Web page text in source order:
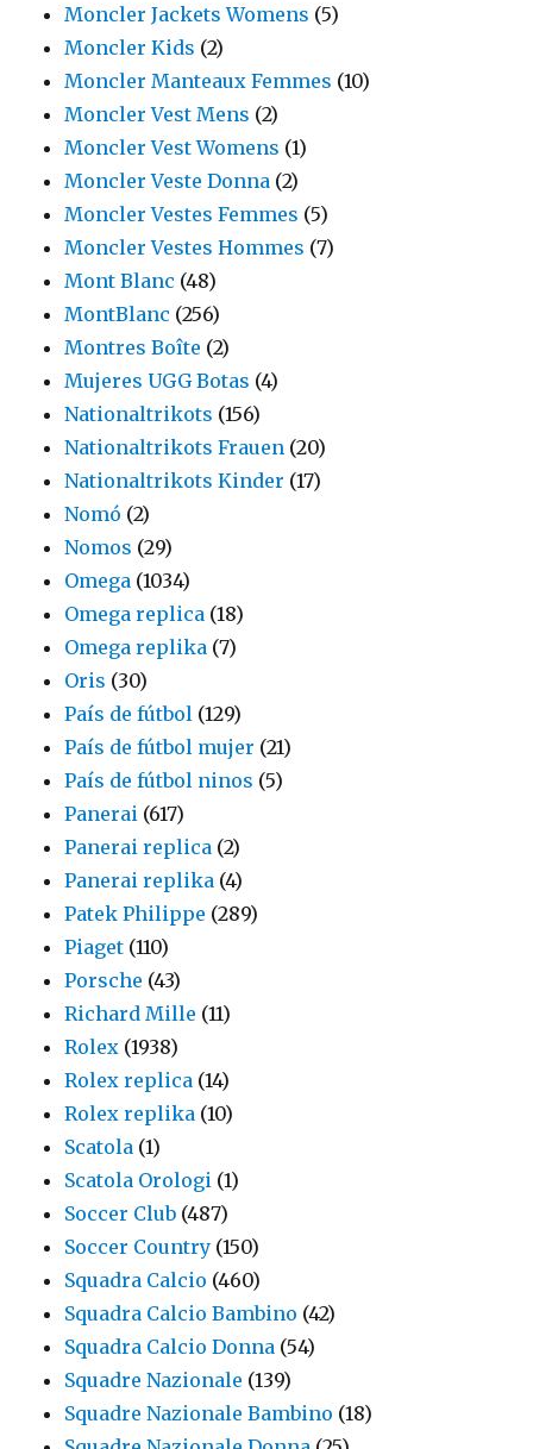
Moncler Jackets Womens (5)
Moncler Kids (2)
Moncler Manteaux Femmes (10)
Moncler Vest Mens (2)
Moncler Vest Womens (1)
Moncler Veste Donna (2)
Moncler Vestes Femmes (5)
Moncler Vestes Hommes (7)
Mont Blanc (48)
MontBlanc (256)
Montres Boîte (2)
Mujeres UGG Botas (4)
Nationaltrikots (156)
Nationaltrikots Frauen (20)
Nationaltrikots Kinder (17)
Nomó (2)
Nomos (29)
Omega (1034)
Omega replica (18)
Omega replika (7)
Oris (30)
País de fútbol (129)
País de fútbol mujer (21)
País de fútbol ninos (5)
Panerai (617)
Panerai replica (2)
Panerai replika (4)
Patek Philippe (289)
Piaget (110)
Porsche (43)
Richard Mille (11)
Rolex (1938)
Rolex replica (14)
Rolex replika (10)
Scatola (1)
Scatola Orologi (1)
Soccer Club (487)
Soccer Country (150)
Squadra Calcio (460)
Squadra Calcio Bambino (42)
Squadra Calcio Donna (54)
Squadre Nazionale (139)
Squadre Nazionale Bambino (18)